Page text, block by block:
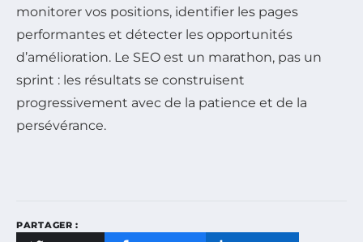
monitorer vos positions, identifier les pages
performantes et détecter les opportunités
d’amélioration. Le SEO est un marathon, pas un
sprint : les résultats se construisent
progressivement avec de la patience et de la
persévérance.
PARTAGER :